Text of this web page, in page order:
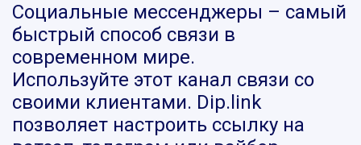
Социальные мессенджеры – самый
быстрый способ связи в
современном мире.
Используйте этот канал связи со
своими клиентами. Dip.link
позволяет настроить ссылку на